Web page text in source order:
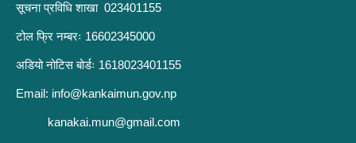
सूचना प्रविधि शाखा 023401155
टोल फ्रि नम्बरः 16602345000
अडियो नोटिस बोर्डः 1618023401155
Email: info@kankaimun.gov.np
kanakai.mun@gmail.com